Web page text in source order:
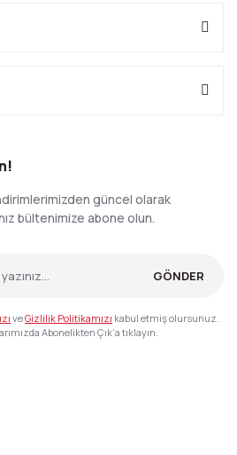
güncel olarak
bültenimize abone olun.
GÖNDER
veGizlilik Politikamızı kabul etmiş olursunuz.
Abonelikten Çık'a tıklayın.